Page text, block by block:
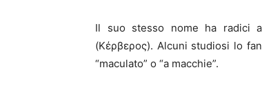
Il suo stesso nome ha radici
(Κέρβερος). Alcuni studiosi lo
“maculato” o “a macchie”.